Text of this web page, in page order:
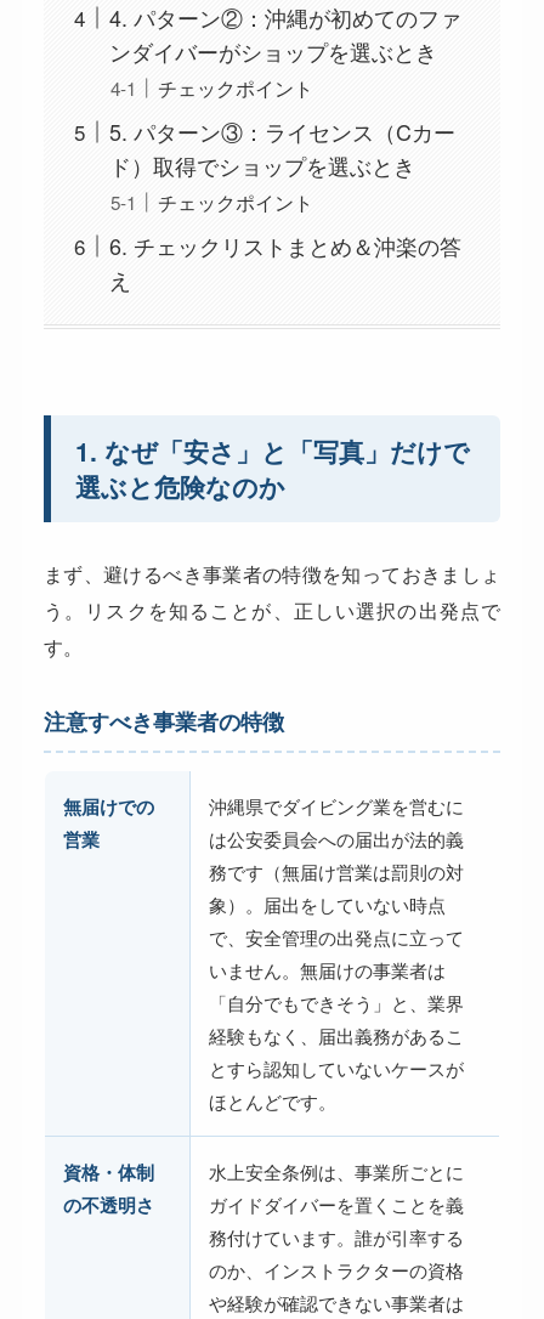
4. パターン②：沖縄が初めてのファ
ンダイバーがショップを選ぶとき
チェックポイント
5. パターン③：ライセンス（Cカー
ド）取得でショップを選ぶとき
チェックポイント
6. チェックリストまとめ＆沖楽の答
え
1. なぜ「安さ」と「写真」だけで
選ぶと危険なのか
まず、避けるべき事業者の特徴を知っておきましょ
う。リスクを知ることが、正しい選択の出発点で
す。
注意すべき事業者の特徴
無届けでの
営業
沖縄県でダイビング業を営むに
は公安委員会への届出が法的義
務です（無届け営業は罰則の対
象）。届出をしていない時点
で、安全管理の出発点に立って
いません。無届けの事業者は
「自分でもできそう」と、業界
経験もなく、届出義務があるこ
とすら認知していないケースが
ほとんどです。
資格・体制
の不透明さ
水上安全条例は、事業所ごとに
ガイドダイバーを置くことを義
務付けています。誰が引率する
のか、インストラクターの資格
や経験が確認できない事業者は